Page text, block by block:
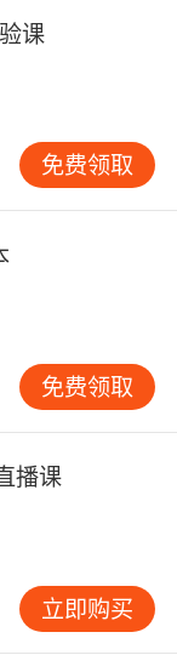
快乐说英语
：
语，例如打
认识的单词，
孩子阅读。借
、规范的发
展知识面，
学习。
内容进行笔记
，巩固孩子的
子自然而然
输入。除了
，在轻松宽
英语、唱英
带上喜欢的英
课
免费领取
免费领取
播课
立即购买